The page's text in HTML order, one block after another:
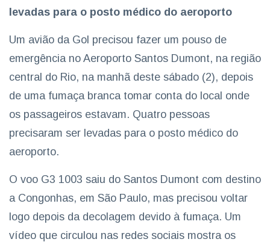
levadas para o posto médico do aeroporto
Um avião da Gol precisou fazer um pouso de
emergência no Aeroporto Santos Dumont, na região
central do Rio, na manhã deste sábado (2), depois
de uma fumaça branca tomar conta do local onde
os passageiros estavam. Quatro pessoas
precisaram ser levadas para o posto médico do
aeroporto.
O voo G3 1003 saiu do Santos Dumont com destino
a Congonhas, em São Paulo, mas precisou voltar
logo depois da decolagem devido à fumaça. Um
vídeo que circulou nas redes sociais mostra os